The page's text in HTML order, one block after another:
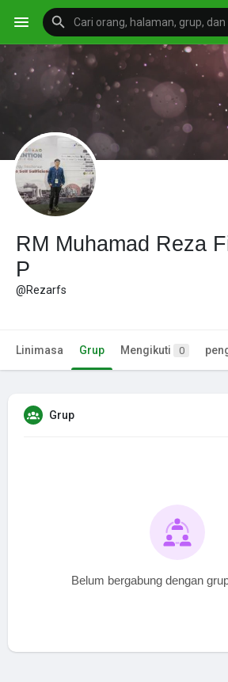
RM Muhamad Reza
P
@Rezarfs
Linimasa Grup Mengikuti 0
Grup
Belum bergabung dengan